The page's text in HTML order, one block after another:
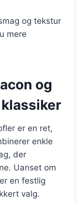
og tekstur
mere
og
er en ret,
enkle
der
Uanset om
en festlig
valg.